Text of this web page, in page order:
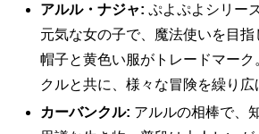
アルル・ナジャ: ぷよぷよシリー
元気な女の子で、魔法使いを目
帽子と黄色い服がトレードマー
クルと共に、様々な冒険を繰り広
カーバンクル: アルルの相棒で、